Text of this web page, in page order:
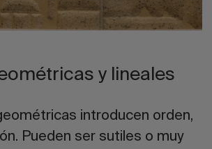
y lineales
introducen orden,
Pueden ser sutiles o muy